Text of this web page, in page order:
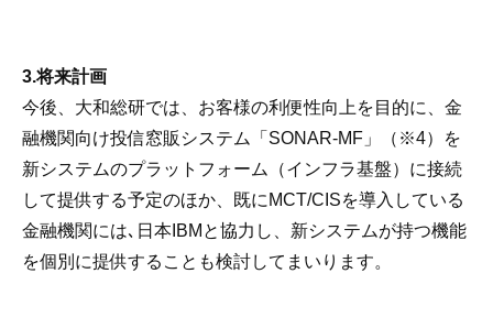
3.将来計画
今後、大和総研では、お客様の利便性向上を目的に、金
融機関向け投信窓販システム「SONAR-MF」（※4）を
新システムのプラットフォーム（インフラ基盤）に接続
して提供する予定のほか、既にMCT/CISを導入している
金融機関には､日本IBMと協力し、新システムが持つ機能
を個別に提供することも検討してまいります。